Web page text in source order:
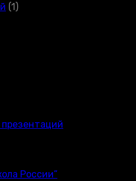
(1)
России”